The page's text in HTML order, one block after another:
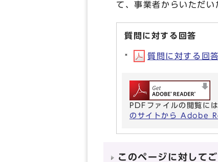
て、事業者からいただい
質問に対する回答
質問に対する回
PDFファイルの閲覧に
のサイトから Adobe
このページに対して